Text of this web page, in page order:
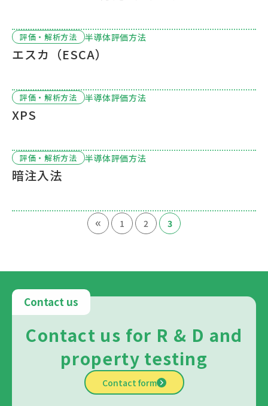
評価・解析方法 半導体評価方法
エスカ（ESCA）
評価・解析方法 半導体評価方法
XPS
評価・解析方法 半導体評価方法
暗注入法
« 1 2 3
Contact us
Contact us for R & D and
property testing
Contact form